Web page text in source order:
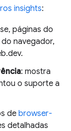
insights:
páginas do
navegador,
: mostra
o suporte a
de browser-
detalhadas